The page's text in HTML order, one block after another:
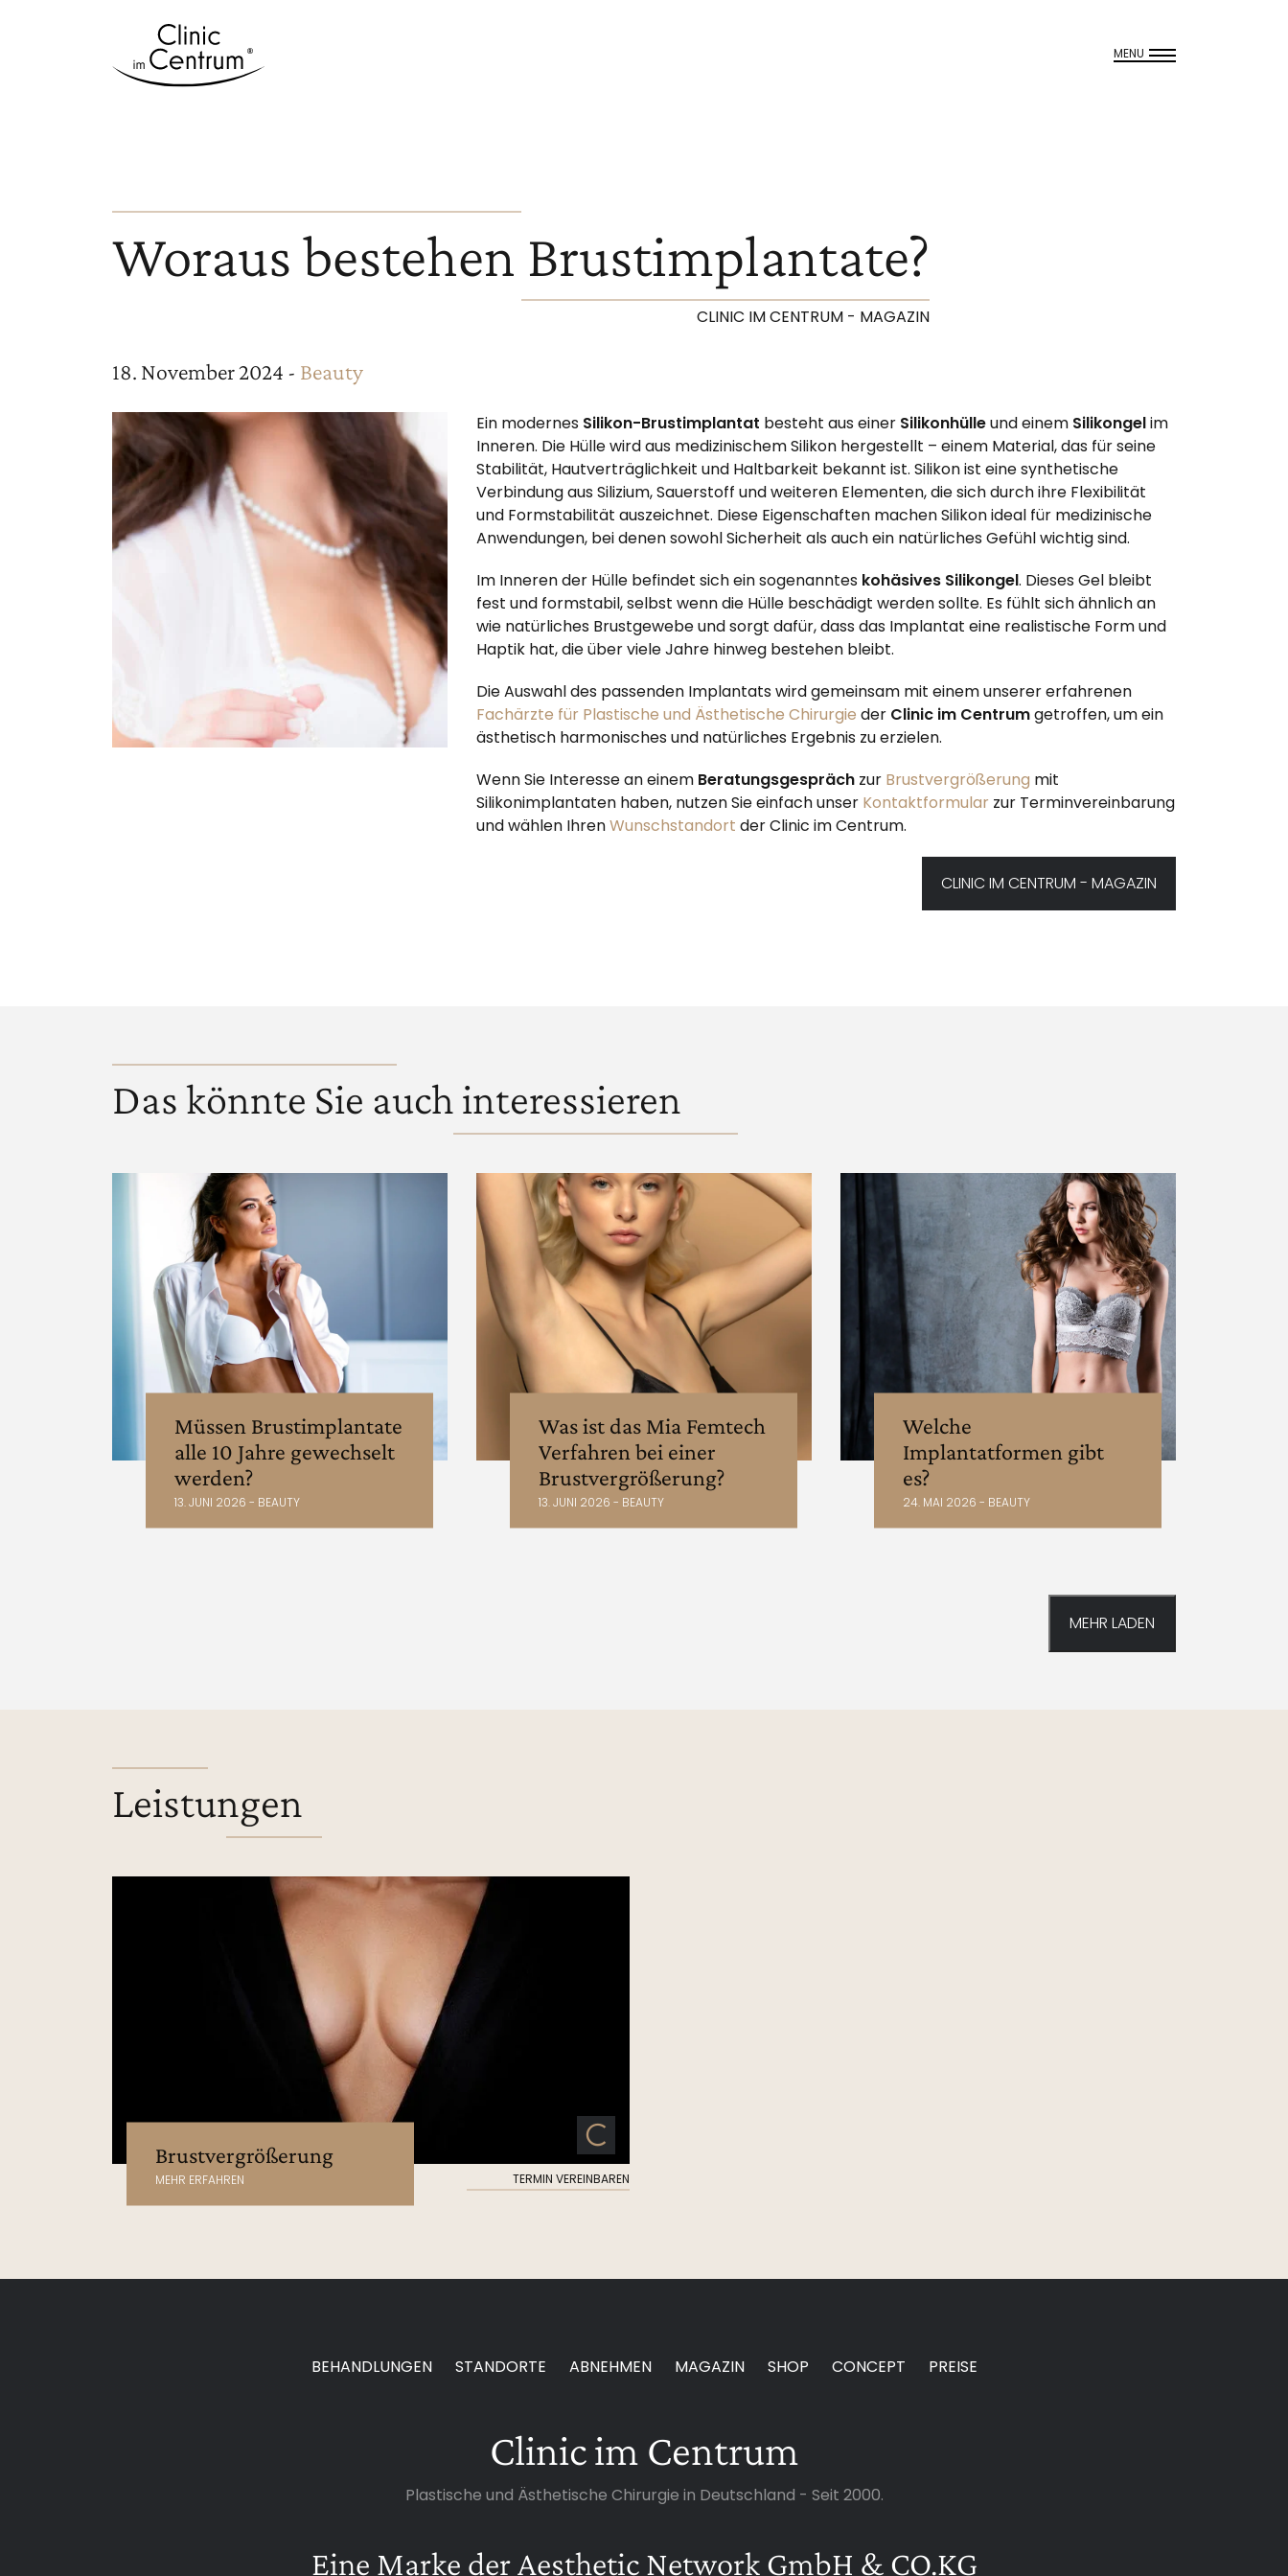
MENU
Woraus bestehen Brustimplantate?
CLINIC IM CENTRUM - MAGAZIN
18. November 2024 - Beauty
Ein modernes Silikon-Brustimplantat besteht aus einer Silikonhülleund einem Silikongelim
Inneren. Die Hülle wird aus medizinischem Silikon hergestellt – einem Material, das für seine
Stabilität, Hautverträglichkeit und Haltbarkeit bekannt ist. Silikon ist eine synthetische
Verbindung aus Silizium, Sauerstoff und weiteren Elementen, die sich durch ihre Flexibilität
und Formstabilität auszeichnet. Diese Eigenschaften machen Silikon ideal für medizinische
Anwendungen, bei denen sowohl Sicherheit als auch ein natürliches Gefühl wichtig sind.
Im Inneren der Hülle befindet sich ein sogenanntes kohäsives Silikongel. Dieses Gel bleibt
fest und formstabil, selbst wenn die Hülle beschädigt werden sollte. Es fühlt sich ähnlich an
wie natürliches Brustgewebe und sorgt dafür, dass das Implantat eine realistische Form und
Haptik hat, die über viele Jahre hinweg bestehen bleibt.
Die Auswahl des passenden Implantats wird gemeinsam mit einem unserer erfahrenen
Fachärzte für Plastische und Ästhetische Chirurgie der Clinic im Centrumgetroffen, um ein
ästhetisch harmonisches und natürliches Ergebnis zu erzielen.
Wenn Sie Interesse an einem Beratungsgespräch zur Brustvergrößerung mit
Silikonimplantaten haben, nutzen Sie einfach unser Kontaktformular zur Terminvereinbarung
und wählen IhrenWunschstandort der Clinic im Centrum.
CLINIC IM CENTRUM - MAGAZIN
Das könnte Sie auch interessieren
Müssen Brustimplantate
alle 10 Jahre gewechselt
werden?
13. JUNI 2026 - BEAUTY
Was ist das Mia Femtech
Verfahren bei einer
Brustvergrößerung?
13. JUNI 2026 - BEAUTY
Welche
Implantatformen gibt
es?
24. MAI 2026 - BEAUTY
MEHR LADEN
Leistungen
Brustvergrößerung
MEHR ERFAHREN TERMIN VEREINBAREN
BEHANDLUNGEN STANDORTE ABNEHMEN MAGAZIN SHOP CONCEPT PREISE
Clinic im Centrum
Plastische und Ästhetische Chirurgie in Deutschland - Seit 2000.
Eine Marke der Aesthetic Network GmbH & CO.KG